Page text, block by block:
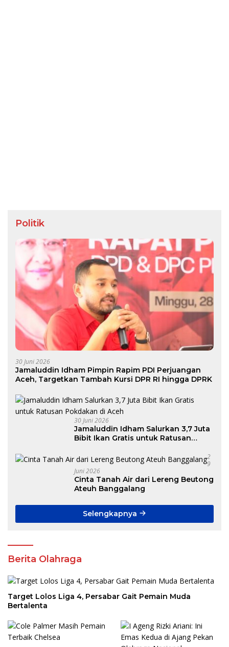
Politik
30 Juni 2026
Jamaluddin Idham Pimpin Rapim PDI Perjuangan
Aceh, Targetkan Tambah Kursi DPR RI hingga DPRK
30 Juni 2026
Jamaluddin Idham Salurkan 3,7 Juta
Bibit Ikan Gratis untuk Ratusan
2
9
Juni 2026
Cinta Tanah Air dari Lereng Beutong
Ateuh Banggalang
Selengkapnya
Berita Olahraga
Target Lolos Liga 4, Persabar Gait Pemain Muda
Bertalenta